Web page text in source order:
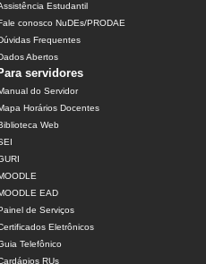
Estudantil
conosco NuDEs/PRODAE
Frequentes
Abertos
servidores
do Servidor
Horários Docentes
Web
EAD
de Serviços
Eletrônicos
Telefônico
RUs